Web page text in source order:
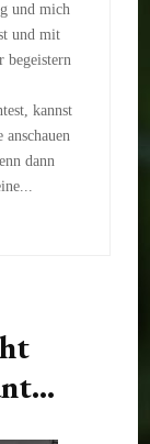
und mich
und mit
begeistern
kannst
dann